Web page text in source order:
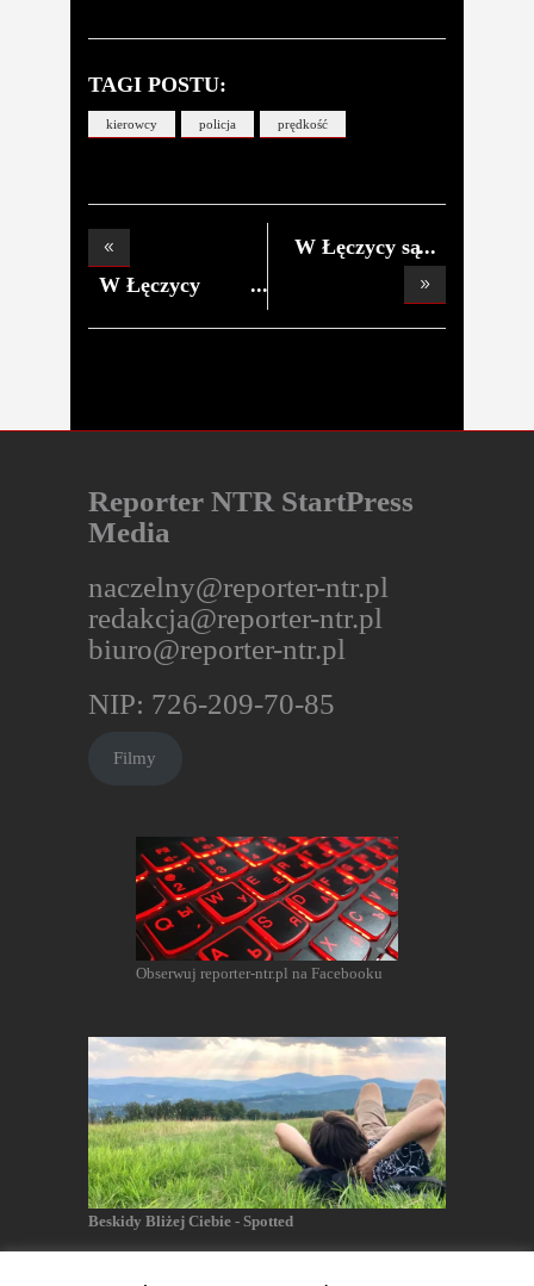
TAGI POSTU:
kierowcy policja prędkość
W Łęczycy
lepiej w
W Łęczycy są
Reporter NTR StartPress
Media
naczelny@reporter-ntr.pl
redakcja@reporter-ntr.pl
biuro@reporter-ntr.pl
NIP: 726-209-70-85
Filmy
Obserwuj reporter-ntr.pl na Facebooku
Beskidy Bliżej Ciebie - Spotted